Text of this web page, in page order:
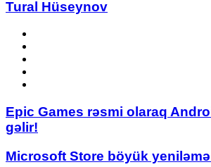
Tural Hüseynov
Epic
Games
rəsmi
Android
Epic Games rəsmi olaraq
gəlir!
Microsoft
Microsoft Store böyük